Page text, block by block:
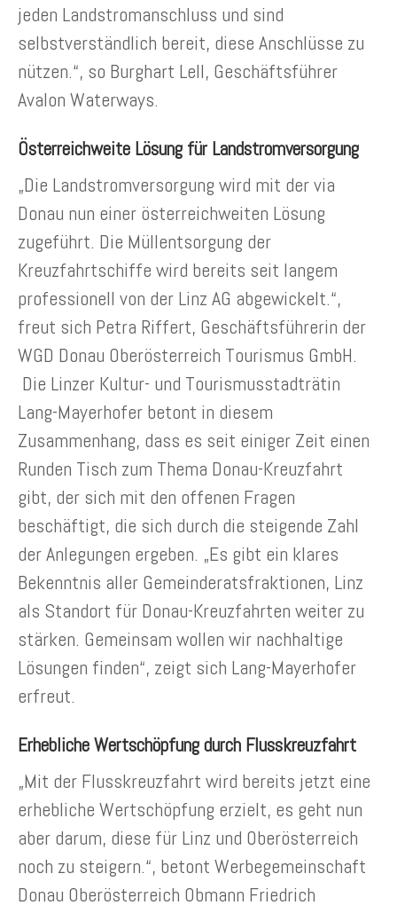
jeden Landstromanschluss und sind
selbstverständlich bereit, diese Anschlüsse zu
nützen.“, so Burghart Lell, Geschäftsführer
Avalon Waterways.
Österreichweite Lösung für Landstromversorgung
„Die Landstromversorgung wird mit der via
Donau nun einer österreichweiten Lösung
zugeführt. Die Müllentsorgung der
Kreuzfahrtschiffe wird bereits seit langem
professionell von der Linz AG abgewickelt.“,
freut sich Petra Riffert, Geschäftsführerin der
WGD Donau Oberösterreich Tourismus GmbH.
Die Linzer Kultur- und Tourismusstadträtin
Lang-Mayerhofer betont in diesem
Zusammenhang, dass es seit einiger Zeit einen
Runden Tisch zum Thema Donau-Kreuzfahrt
gibt, der sich mit den offenen Fragen
beschäftigt, die sich durch die steigende Zahl
der Anlegungen ergeben. „Es gibt ein klares
Bekenntnis aller Gemeinderatsfraktionen, Linz
als Standort für Donau-Kreuzfahrten weiter zu
stärken. Gemeinsam wollen wir nachhaltige
Lösungen finden“, zeigt sich Lang-Mayerhofer
erfreut.
Erhebliche Wertschöpfung durch Flusskreuzfahrt
„Mit der Flusskreuzfahrt wird bereits jetzt eine
erhebliche Wertschöpfung erzielt, es geht nun
aber darum, diese für Linz und Oberösterreich
noch zu steigern.“, betont Werbegemeinschaft
Donau Oberösterreich Obmann Friedrich